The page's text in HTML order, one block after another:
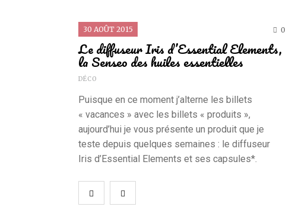
30 AOÛT 2015 0
Le diffuseur Iris d’Essential Elements,
la Senseo des huiles essentielles
DÉCO
Puisque en ce moment j’alterne les billets
« vacances » avec les billets « produits »,
aujourd’hui je vous présente un produit que je
teste depuis quelques semaines : le diffuseur
Iris d’Essential Elements et ses capsules*.